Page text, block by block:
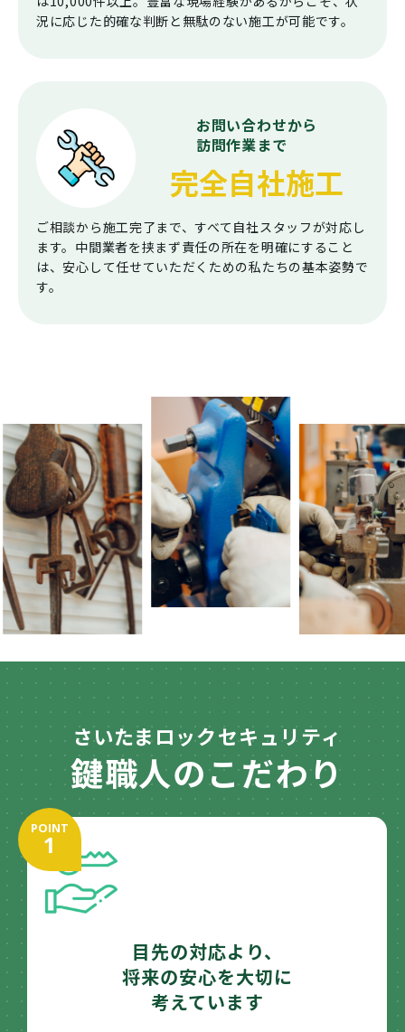
況に応じた的確な判断と無駄のない施工が可能です。
お問い合わせから
訪問作業まで
完全自社施工
ご相談から施工完了まで、すべて自社スタッフが対応し
ます。中間業者を挟まず責任の所在を明確にすること
は、安心して任せていただくための私たちの基本姿勢で
す。
さいたまロックセキュリティ
鍵職人のこだわり
POINT
1
目先の対応より、
将来の安心を大切に
考えています